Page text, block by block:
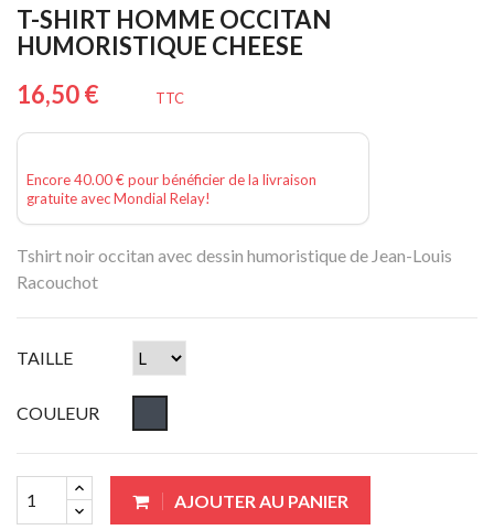
T-SHIRT HOMME OCCITAN
HUMORISTIQUE CHEESE
16,50 €
TTC
Encore 40.00 € pour bénéficier de la livraison
gratuite avec Mondial Relay!
Tshirt noir occitan avec dessin humoristique de Jean-Louis
Racouchot
TAILLE
COULEUR
AJOUTER AU PANIER